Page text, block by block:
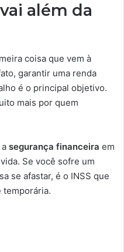
além da
coisa que vem à
garantir uma renda
é o principal objetivo.
mais por quem
segurança financeira em
Se você sofre um
se afastar, é o INSS que
temporária.